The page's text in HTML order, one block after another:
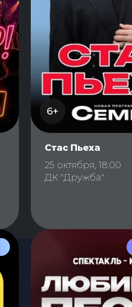
6+
Стас Пьеха
25 октября, 18:00
ДК "Дружба"